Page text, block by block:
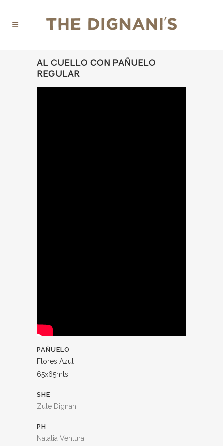
AL CUELLO CON PAÑUELO
REGULAR
PAÑUELO
Flores Azul
65x65mts
SHE
Zule Dignani
PH
Natalia Ventura